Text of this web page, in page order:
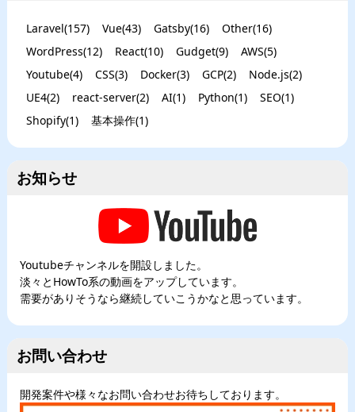
Laravel(157) Vue(43) Gatsby(16) Other(16)
WordPress(12) React(10) Gudget(9) AWS(5)
Youtube(4) CSS(3) Docker(3) GCP(2) Node.js(2)
UE4(2) react-server(2) AI(1) Python(1) SEO(1)
Shopify(1) 基本操作(1)
お知らせ
Youtubeチャンネルを開設しました。
淡々とHowTo系の動画をアップしています。
需要がありそうなら継続していこうかなと思っています。
お問い合わせ
開発案件や様々なお問い合わせお待ちしております。